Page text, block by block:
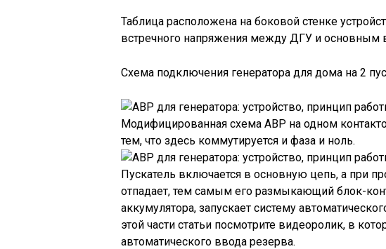
Таблица расположена на боковой стенке
встречного напряжения между ДГУ и основным
Схема подключения генератора для дома на 2
Модифицированная схема АВР на одном
тем, что здесь коммутируется и фаза и ноль.
Пускатель включается в основную цепь, а при
отпадает, тем самым его размыкающий блок-
аккумулятора, запускает систему
этой части статьи посмотрите видеоролик, в
автоматического ввода резерва.